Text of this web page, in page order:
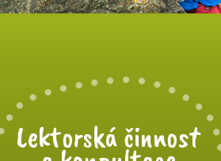
Lektorská činnost